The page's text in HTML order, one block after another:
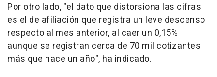
Por otro lado, "el dato que distorsiona las cifras
es el de afiliación que registra un leve descenso
respecto al mes anterior, al caer un 0,15%
aunque se registran cerca de 70 mil cotizantes
más que hace un año", ha indicado.